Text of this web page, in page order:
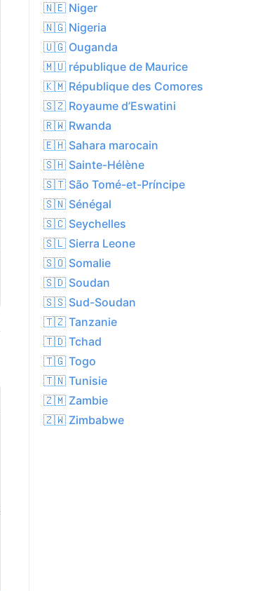
28.7°C
26.6°C
63%
33.5 kph
0.0 mm
8.0
06:02 AM
07:26 PM
New Moon
20 21
🇳🇪 Niger
🇳🇬 Nigeria
🇺🇬 Ouganda
🇲🇺 république de Maurice
🇰🇲 République des Comores
🇸🇿 Royaume d’Eswatini
🇷🇼 Rwanda
🇪🇭 Sahara marocain
🇸🇭 Sainte-Hélène
🇸🇹 São Tomé-et-Príncipe
🇸🇳 Sénégal
🇸🇨 Seychelles
🇸🇱 Sierra Leone
🇸🇴 Somalie
🇸🇩 Soudan
🇸🇸 Sud-Soudan
🇹🇿 Tanzanie
🇹🇩 Tchad
🇹🇬 Togo
🇹🇳 Tunisie
🇿🇲 Zambie
🇿🇼 Zimbabwe